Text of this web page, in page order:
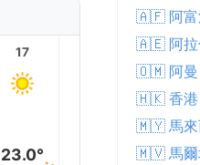
17
23.0°
19
🇦🇫 阿富
🇦🇪 阿拉
🇴🇲 阿曼
🇭🇰 香港
🇲🇾 馬來
🇲🇻 馬爾